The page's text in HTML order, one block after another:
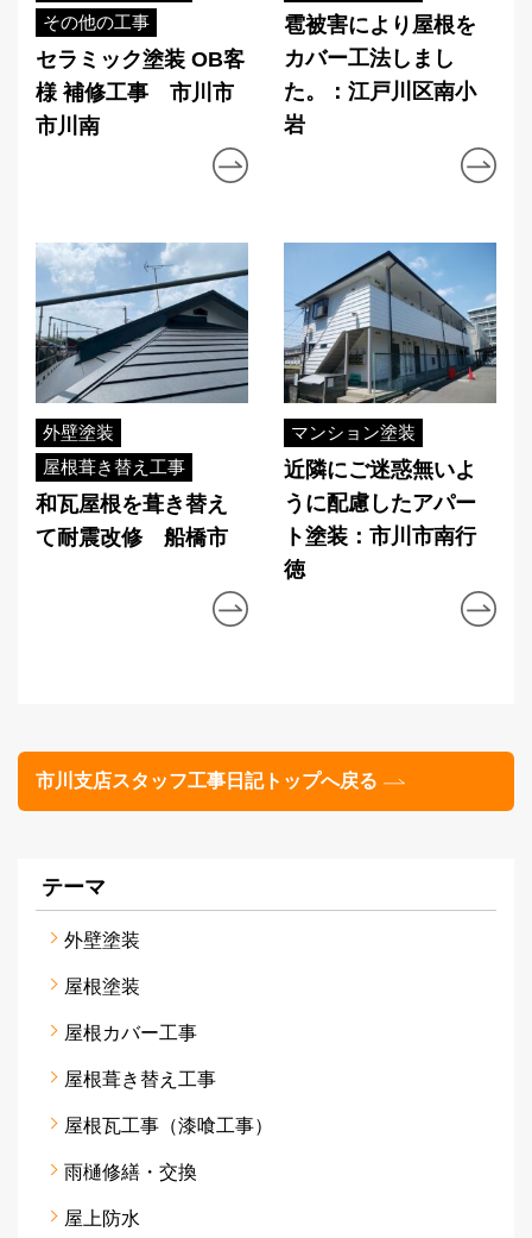
その他の工事
セラミック塗装 OB客
様 補修工事 市川市
市川南
雹被害により屋根を
カバー工法しまし
た。：江戸川区南小
岩
外壁塗装
屋根葺き替え工事
和瓦屋根を葺き替え
て耐震改修 船橋市
マンション塗装
近隣にご迷惑無いよ
うに配慮したアパー
ト塗装：市川市南行
徳
市川支店スタッフ工事日記トップへ戻る
テーマ
外壁塗装
屋根塗装
屋根カバー工事
屋根葺き替え工事
屋根瓦工事（漆喰工事）
雨樋修繕・交換
屋上防水